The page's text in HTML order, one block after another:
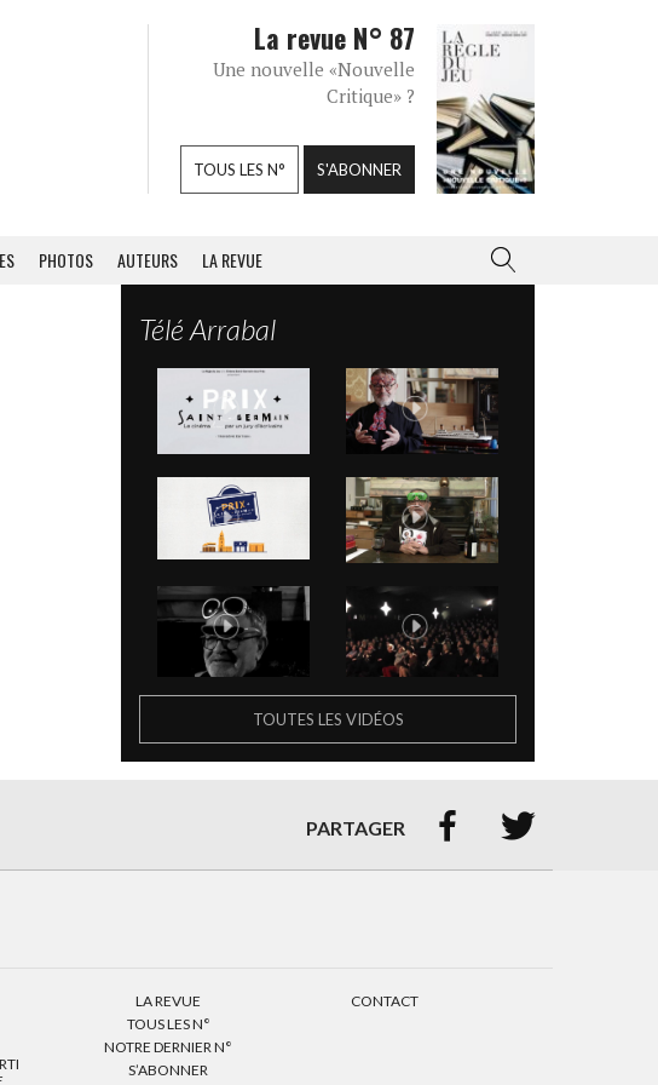
La revue N° 87
Une nouvelle «Nouvelle
Critique» ?
TOUS LES N° S'ABONNER
PHOTOS AUTEURS LA REVUE
Télé Arrabal
TOUTES LES VIDÉOS
PARTAGER  
LA REVUE
TOUS LES N°
NOTRE DERNIER N°
S’ABONNER
CONTACT